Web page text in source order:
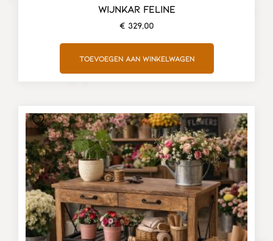
WIJNKAR FELINE
€ 329,00
Toevoegen aan winkelwagen